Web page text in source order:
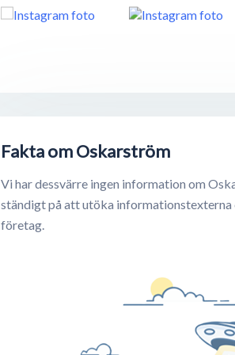
Fakta om Oskarström
Vi har dessvärre ingen information om
ständigt på att utöka informationstexterna
företag.